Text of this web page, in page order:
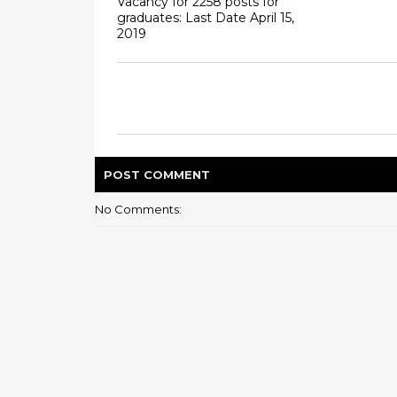
graduates: Last Date April 15,
2019
POST COMMENT
No Comments: